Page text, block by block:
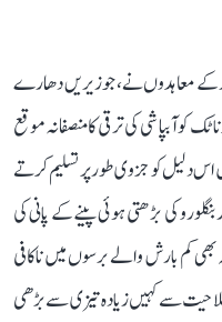
کے معاہدوں نے، جو زیریں دھارے
کو آبپاشی کی ترقی کا منصفانہ موقع
نے 2018 کے فیصلے میں اس دلیل کو جزوی طور پر تسلیم کرتے
کی بڑھتی ہوئی پینے کے پانی کی
بھی کم بارش والے برسوں میں ناکافی
صلاحیت سے کہیں زیادہ تیزی سے بڑھی